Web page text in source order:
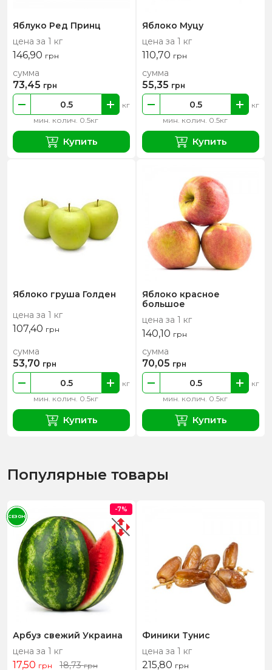
Яблуко Ред Принц
цена за 1 кг
146,90 грн
мин. колич. 0.5кг
кг
сумма
73,45 грн
Купить
Яблоко Муцу
цена за 1 кг
110,70 грн
мин. колич. 0.5кг
кг
сумма
55,35 грн
Купить
Яблоко груша Голден
цена за 1 кг
107,40 грн
мин. колич. 0.5кг
кг
сумма
53,70 грн
Купить
Яблоко красное
большое
цена за 1 кг
140,10 грн
мин. колич. 0.5кг
кг
сумма
70,05 грн
Купить
Популярные товары
Арбуз свежий Украина
цена за 1 кг
17,50 грн 18,73грн
-7%
СЕЗОН
Финики Тунис
цена за 1 кг
215,80 грн